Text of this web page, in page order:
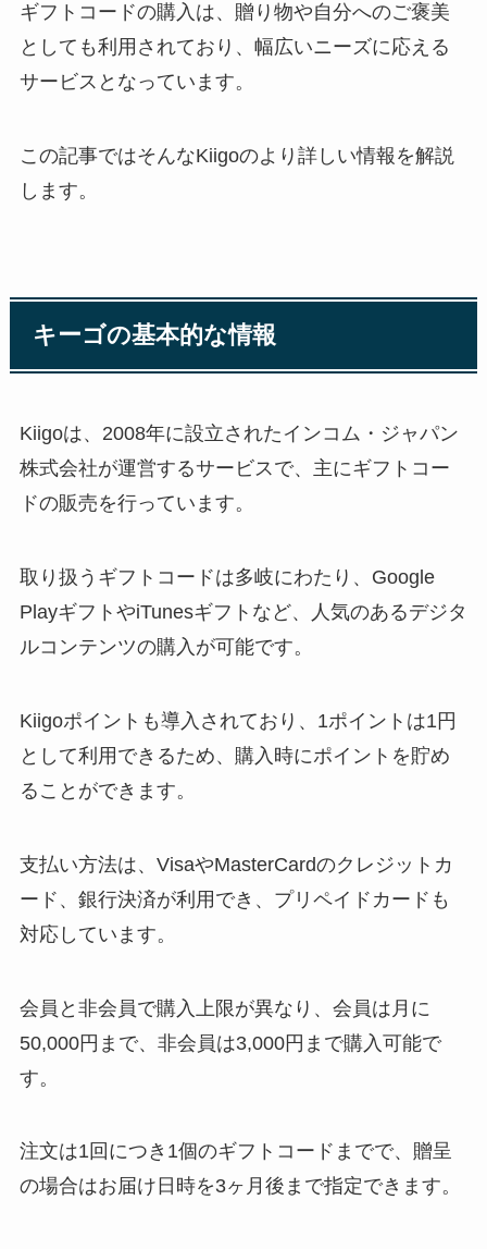
ギフトコードの購入は、贈り物や自分へのご褒美
としても利用されており、幅広いニーズに応える
サービスとなっています。
この記事ではそんなKiigoのより詳しい情報を解説
します。
キーゴの基本的な情報
Kiigoは、2008年に設立されたインコム・ジャパン
株式会社が運営するサービスで、主にギフトコー
ドの販売を行っています。
取り扱うギフトコードは多岐にわたり、Google
PlayギフトやiTunesギフトなど、人気のあるデジタ
ルコンテンツの購入が可能です。
Kiigoポイントも導入されており、1ポイントは1円
として利用できるため、購入時にポイントを貯め
ることができます。
支払い方法は、VisaやMasterCardのクレジットカ
ード、銀行決済が利用でき、プリペイドカードも
対応しています。
会員と非会員で購入上限が異なり、会員は月に
50,000円まで、非会員は3,000円まで購入可能で
す。
注文は1回につき1個のギフトコードまでで、贈呈
の場合はお届け日時を3ヶ月後まで指定できます。